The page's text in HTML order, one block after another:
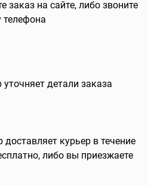
заказ на сайте, либо звоните
телефона
детали заказа
курьер в течение
либо вы приезжаете